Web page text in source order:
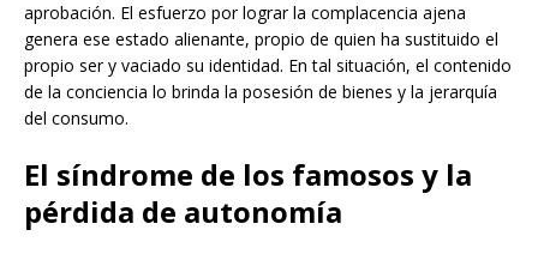
aprobación. El esfuerzo por lograr la complacencia ajena
genera ese estado alienante, propio de quien ha sustituido el
propio ser y vaciado su identidad. En tal situación, el contenido
de la conciencia lo brinda la posesión de bienes y la jerarquía
del consumo.
El síndrome de los famosos y la
pérdida de autonomía